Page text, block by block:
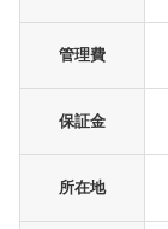
管理費
保証金
所在地